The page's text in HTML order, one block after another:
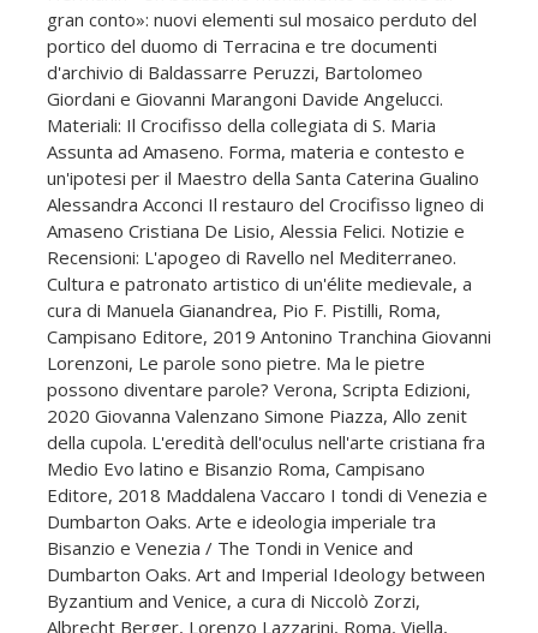
gran conto»: nuovi elementi sul mosaico perduto del
portico del duomo di Terracina e tre documenti
d'archivio di Baldassarre Peruzzi, Bartolomeo
Giordani e Giovanni Marangoni Davide Angelucci.
Materiali: Il Crocifisso della collegiata di S. Maria
Assunta ad Amaseno. Forma, materia e contesto e
un'ipotesi per il Maestro della Santa Caterina Gualino
Alessandra Acconci Il restauro del Crocifisso ligneo di
Amaseno Cristiana De Lisio, Alessia Felici. Notizie e
Recensioni: L'apogeo di Ravello nel Mediterraneo.
Cultura e patronato artistico di un'élite medievale, a
cura di Manuela Gianandrea, Pio F. Pistilli, Roma,
Campisano Editore, 2019 Antonino Tranchina Giovanni
Lorenzoni, Le parole sono pietre. Ma le pietre
possono diventare parole? Verona, Scripta Edizioni,
2020 Giovanna Valenzano Simone Piazza, Allo zenit
della cupola. L'eredità dell'oculus nell'arte cristiana fra
Medio Evo latino e Bisanzio Roma, Campisano
Editore, 2018 Maddalena Vaccaro I tondi di Venezia e
Dumbarton Oaks. Arte e ideologia imperiale tra
Bisanzio e Venezia / The Tondi in Venice and
Dumbarton Oaks. Art and Imperial Ideology between
Byzantium and Venice, a cura di Niccolò Zorzi,
Albrecht Berger, Lorenzo Lazzarini, Roma, Viella,